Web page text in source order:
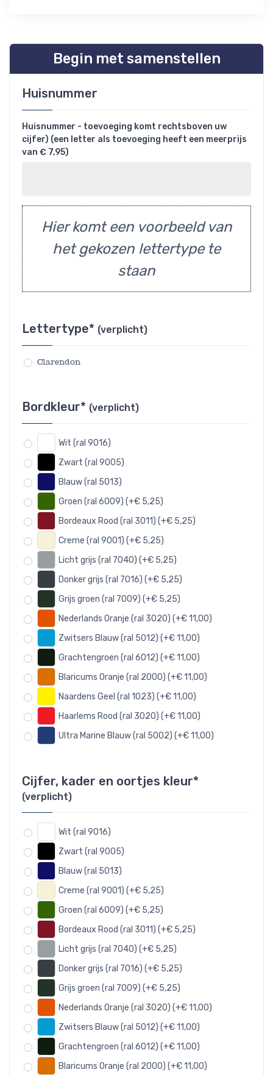
Begin met samenstellen
Huisnummer
Huisnummer - toevoeging komt rechtsboven uw
cijfer) (een letter als toevoeging heeft een meerprijs
van € 7,95)
Hier komt een voorbeeld van
het gekozen lettertype te
staan
Lettertype* (verplicht)
Clarendon
Bordkleur* (verplicht)
Wit (ral 9016)
Zwart (ral 9005)
Blauw (ral 5013)
Groen (ral 6009) (+€ 5,25)
Bordeaux Rood (ral 3011) (+€ 5,25)
Creme (ral 9001) (+€ 5,25)
Licht grijs (ral 7040) (+€ 5,25)
Donker grijs (ral 7016) (+€ 5,25)
Grijs groen (ral 7009) (+€ 5,25)
Nederlands Oranje (ral 3020) (+€ 11,00)
Zwitsers Blauw (ral 5012) (+€ 11,00)
Grachtengroen (ral 6012) (+€ 11,00)
Blaricums Oranje (ral 2000) (+€ 11,00)
Naardens Geel (ral 1023) (+€ 11,00)
Haarlems Rood (ral 3020) (+€ 11,00)
Ultra Marine Blauw (ral 5002) (+€ 11,00)
Cijfer, kader en oortjes kleur*
(verplicht)
Wit (ral 9016)
Zwart (ral 9005)
Blauw (ral 5013)
Creme (ral 9001) (+€ 5,25)
Groen (ral 6009) (+€ 5,25)
Bordeaux Rood (ral 3011) (+€ 5,25)
Licht grijs (ral 7040) (+€ 5,25)
Donker grijs (ral 7016) (+€ 5,25)
Grijs groen (ral 7009) (+€ 5,25)
Nederlands Oranje (ral 3020) (+€ 11,00)
Zwitsers Blauw (ral 5012) (+€ 11,00)
Grachtengroen (ral 6012) (+€ 11,00)
Blaricums Oranje (ral 2000) (+€ 11,00)